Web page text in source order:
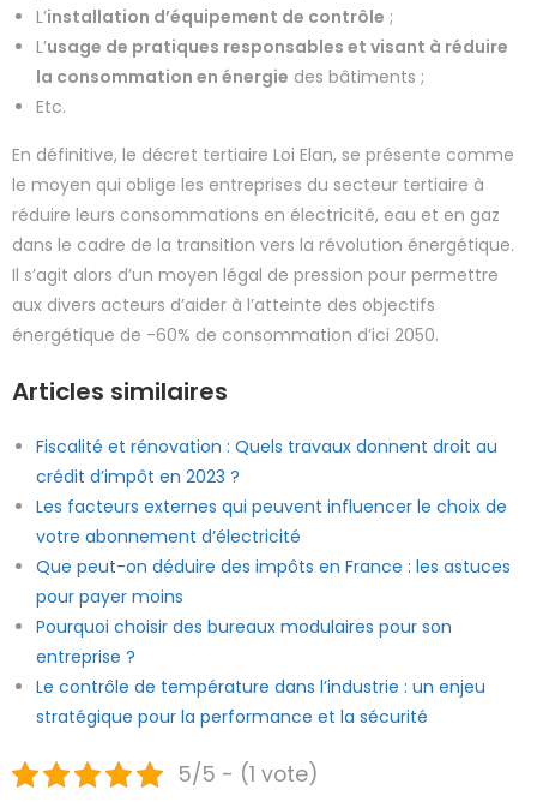
L’installation d’équipement de contrôle ;
L’usage de pratiques responsables et visant à réduire
la consommation en énergie des bâtiments ;
Etc.
En définitive, le décret tertiaire Loi Elan, se présente comme
le moyen qui oblige les entreprises du secteur tertiaire à
réduire leurs consommations en électricité, eau et en gaz
dans le cadre de la transition vers la révolution énergétique.
Il s’agit alors d’un moyen légal de pression pour permettre
aux divers acteurs d’aider à l’atteinte des objectifs
énergétique de -60% de consommation d’ici 2050.
Articles similaires
Fiscalité et rénovation : Quels travaux donnent droit au
crédit d’impôt en 2023 ?
Les facteurs externes qui peuvent influencer le choix de
votre abonnement d’électricité
Que peut-on déduire des impôts en France : les astuces
pour payer moins
Pourquoi choisir des bureaux modulaires pour son
entreprise ?
Le contrôle de température dans l’industrie : un enjeu
stratégique pour la performance et la sécurité
5/5 - (1 vote)